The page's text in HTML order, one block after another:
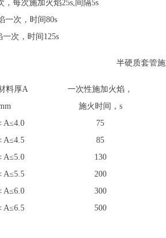
，每次施加火焰25s,间隔5s
一次，时间80s
一次，时间125s
半硬质套管
料厚A
一次性施加火焰，
施火时间，s
A≤4.0
75
A≤4.5
85
A≤5.0
130
A≤5.5
200
A≤6.0
300
A≤6.5
500